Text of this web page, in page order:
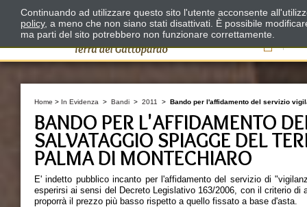
Il
Home > In Evidenza > Bandi > 2011 > Bando per l'affidamento del servizio
BANDO PER L'AFFIDAMENTO
SALVATAGGIO SPIAGGE DEL
PALMA DI MONTECHIARO
E' indetto pubblico incanto per l'affidamento del servizio di
esperirsi ai sensi del Decreto Legislativo 163/2006, con il criterio
proporrà il prezzo più basso rispetto a quello fissato a base d'asta.
Continuando ad utilizzare questo sito l'utente acconsente
policy, a meno che non siano stati disattivati. È possibile
ma parti del sito potrebbero non funzionare correttamente.